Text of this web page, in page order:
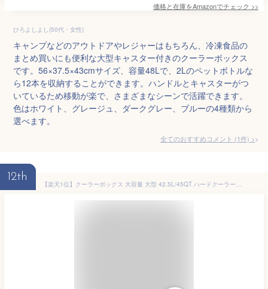
価格と在庫をAmazonでチェック >>
ひろよしよし(50代・女性)
キャンプなどのアウトドアやレジャーはもちろん、冷凍食品の
まとめ買いにも便利な大型キャスター付きのクーラーボックス
です。56×37.5×43cmサイズ、容量48Lで、2Lのペットボトルな
ら12本を収納することができます。ハンドルとキャスターがつ
いているため移動が楽で、さまざまなシーンで活躍できます。
色はホワイト、グレージュ、ダークグレー、ブルーの4種類から
選べます。
全てのおすすめコメント (1件) >
12th
【楽天1位】クーラーボックス 大容量 大型 42.5L/45QT ハードクーラーボックス クーラーBOX クーラーバッグ 釣り キャンプ BBQ バーベキュー 運動会 海水浴 アウトドア スポーツ おしゃれ 密閉 断熱 保冷 ノーザンクーラーボックス FIELDOOR 1年保証 ■[送料無料]